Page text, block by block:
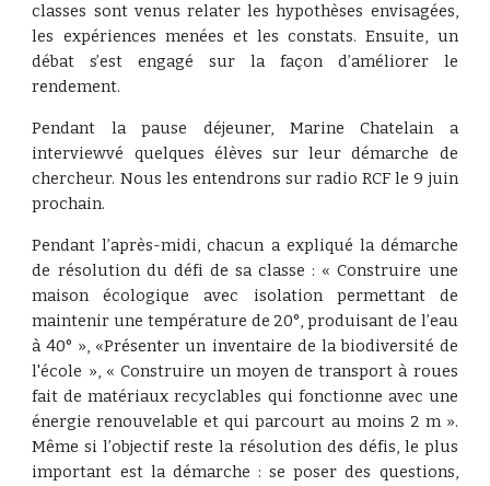
classes sont venus relater les hypothèses envisagées,
les expériences menées et les constats. Ensuite, un
débat s’est engagé sur la façon d’améliorer le
rendement.
Pendant la pause déjeuner, Marine Chatelain a
interviewvé quelques élèves sur leur démarche de
chercheur. Nous les entendrons sur radio RCF le 9 juin
prochain.
Pendant l’après-midi, chacun a expliqué la démarche
de résolution du défi de sa classe : « Construire une
maison écologique avec isolation permettant de
maintenir une température de 20°, produisant de l’eau
à 40° », «Présenter un inventaire de la biodiversité de
l'école », « Construire un moyen de transport à roues
fait de matériaux recyclables qui fonctionne avec une
énergie renouvelable et qui parcourt au moins 2 m ».
Même si l’objectif reste la résolution des défis, le plus
important est la démarche : se poser des questions,